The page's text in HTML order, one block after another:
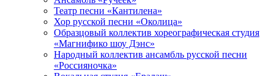
Театр песни «Кантилена»
Хор русской песни «Околица»
Образцовый коллектив хореографическая студия
«Магнифико шоу Дэнс»
Народный коллектив ансамбль русской песни
«Россияночка»